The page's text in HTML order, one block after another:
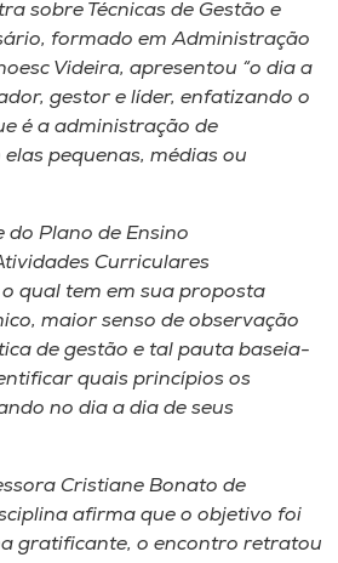
sobre Técnicas de Gestão e
formado em Administração
Videira, apresentou “o dia a
gestor e líder, enfatizando o
é a administração de
pequenas, médias ou
Plano de Ensino
Curriculares
qual tem em sua proposta
maior senso de observação
de gestão e tal pauta baseia-
quais princípios os
no dia a dia de seus
Cristiane Bonato de
afirma que o objetivo foi
gratificante, o encontro retratou